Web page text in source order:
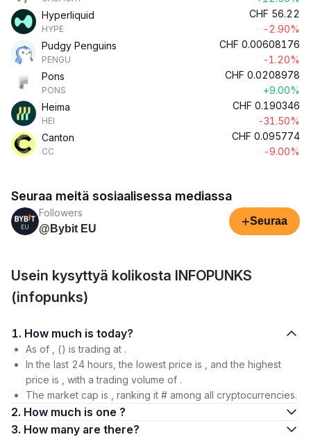
Hyperliquid
HYPE
CHF 56.22
-2.90%
Pudgy Penguins
PENGU
CHF 0.00608176
-1.20%
Pons
PONS
CHF 0.0208978
+9.00%
Heima
HEI
CHF 0.190346
-31.50%
Canton
CC
CHF 0.095774
-9.00%
Seuraa meitä sosiaalisessa mediassa
Followers
@Bybit EU
+Seuraa
Usein kysyttyä kolikosta INFOPUNKS
(infopunks)
1. How much is today?
As of , () is trading at .
In the last 24 hours, the lowest price is , and the highest
price is , with a trading volume of .
The market cap is , ranking it # among all cryptocurrencies.
2. How much is one ?
3. How many are there?